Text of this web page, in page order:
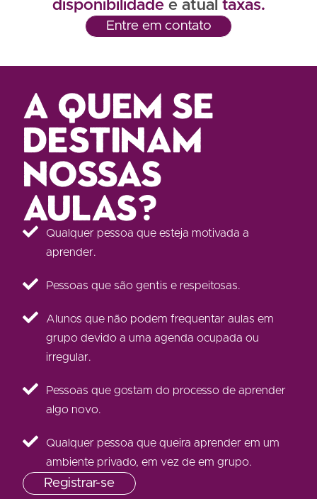
disponibilidadee atual taxas.
Entre em contato
A quem se
destinam
nossas
aulas?
Qualquer pessoa que esteja motivada a
aprender.
Pessoas que são gentis e respeitosas.
Alunos que não podem frequentar aulas em
grupo devido a uma agenda ocupada ou
irregular.
Pessoas que gostam do processo de aprender
algo novo.
Qualquer pessoa que queira aprender em um
ambiente privado, em vez de em grupo.
Registrar-se